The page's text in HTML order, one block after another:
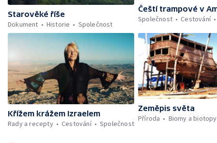
Starověké říše
Dokument
Historie Společnost
Čeští trampové v
Společnost
Cestování
Křížem krážem Izraelem
Rady a recepty
Cestování Společnost
Zeměpis světa
Příroda
Biomy a biotopy